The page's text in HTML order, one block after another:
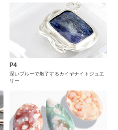
P4
深いブルーで魅了するカイヤナイトジュエ
リー